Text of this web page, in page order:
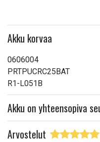
Akku korvaa
0606004
PRTPUCRC25BAT
R1-L051B
Akku on yhteensopiva
Arvostelut